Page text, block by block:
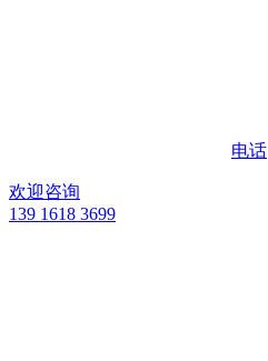
电话
欢迎咨询
139 1618 3699